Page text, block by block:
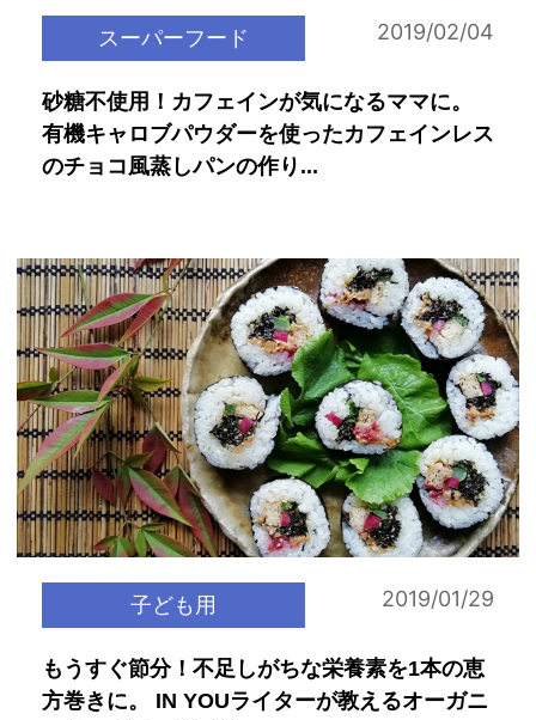
スーパーフード 2019/02/04
砂糖不使用！カフェインが気になるママに。
有機キャロブパウダーを使ったカフェインレス
のチョコ風蒸しパンの作り...
子ども用 2019/01/29
もうすぐ節分！不足しがちな栄養素を1本の恵
方巻きに。 IN YOUライターが教えるオーガニ